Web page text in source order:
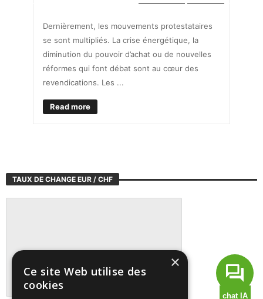
Dernièrement, les mouvements protestataires
se sont multipliés. La crise énergétique, la
diminution du pouvoir d’achat ou de nouvelles
réformes qui font débat sont au cœur des
revendications. Les ...
Read more
TAUX DE CHANGE EUR / CHF
×
Ce site Web utilise des
cookies